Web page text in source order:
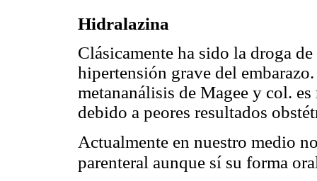
Hidralazina
Clásicamente ha sido la droga
hipertensión grave del
metananálisis de Magee y col.
debido a peores resultados
Actualmente en nuestro medio
parenteral aunque sí su forma